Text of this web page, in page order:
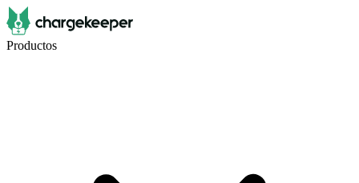
Productos